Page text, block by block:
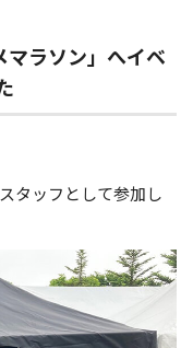
ラソン」へイベ
タッフとして参加し